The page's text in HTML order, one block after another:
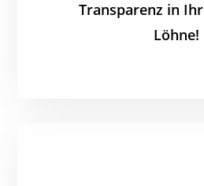
Transparenz in
Löhne!